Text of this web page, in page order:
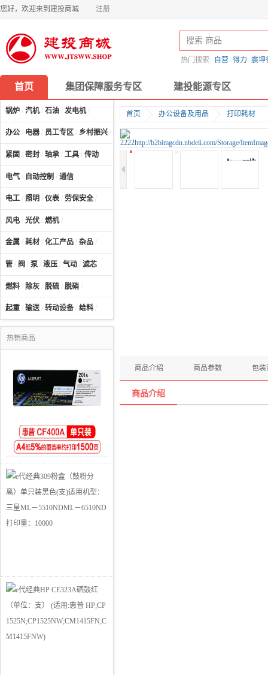
您好，欢迎来到建投商城 注册
热门搜索: 自营 得力 震坤
首页 集团保障服务专区 建投能源专区
锅炉 / 汽机/ 石油 / 发电机/
办公 / 电器 / 员工专区 / 乡村振兴 / 计算机及配件
紧固 / 密封 / 轴承 / 工具 / 传动
电气 / 自动控制 / 通信
电工 / 照明 / 仪表 / 劳保安全 /
风电 / 光伏 / 燃机/
金属 / 耗材 / 化工产品 / 杂品 /
管 / 阀 / 泵 / 液压 / 气动 / 滤芯
燃料 / 除灰 / 脱硫 / 脱硝 /
起重 / 输送/ 转动设备 / 给料 /
热销商品
首页 办公设备及用品 打印耗材
商品介绍 商品参数 包装
商品介绍